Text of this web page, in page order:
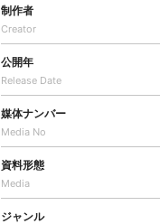
制作者
Creator
公開年
Release Date
媒体ナンバー
Media No
資料形態
Media
ジャンル